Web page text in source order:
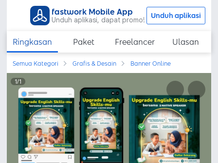
fastwork Mobile App
Unduh aplikasi, dapat promo! Unduh aplikasi
Ringkasan Paket Freelancer Ulasan
Semua Kategori Grafis & Desain Banner Online
1/1